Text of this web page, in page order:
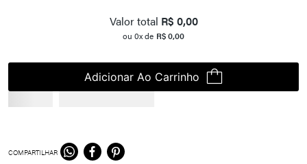
Valor total R$ 0,00
ou 0x de R$0,00
Adicionar Ao Carrinho
COMPARTILHAR